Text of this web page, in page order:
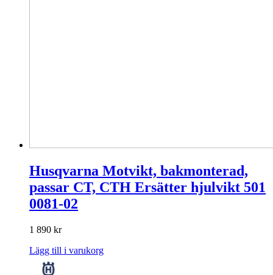
Husqvarna Motvikt, bakmonterad,
passar CT, CTH Ersätter hjulvikt 501
0081-02
1 890 kr
Lägg till i varukorg